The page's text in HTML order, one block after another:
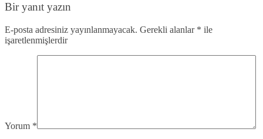
Bir yanıt yazın
E-posta adresiniz yayınlanmayacak. Gerekli alanlar * ile
işaretlenmişlerdir
Yorum *